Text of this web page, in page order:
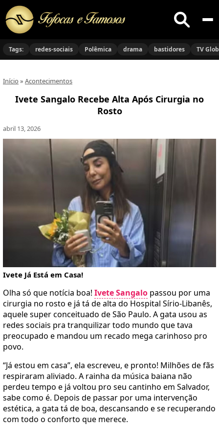
Buscar
no
Tags: redes-sociais Polêmica drama bastidores TV
Início » Acontecimentos
Ivete Sangalo Recebe Alta Após Cirurgia no
Rosto
abril 13, 2026
Ivete Já Está em Casa!
Olha só que notícia boa! Ivete Sangalo passou por uma
cirurgia no rosto e já tá de alta do Hospital Sírio-Libanês,
aquele super conceituado de São Paulo. A gata usou as
redes sociais pra tranquilizar todo mundo que tava
preocupado e mandou um recado mega carinhoso pro
povo.
“Já estou em casa”, ela escreveu, e pronto! Milhões de fãs
respiraram aliviado. A rainha da música baiana não
perdeu tempo e já voltou pro seu cantinho em Salvador,
sabe como é. Depois de passar por uma intervenção
estética, a gata tá de boa, descansando e se recuperando
com todo o conforto que merece.